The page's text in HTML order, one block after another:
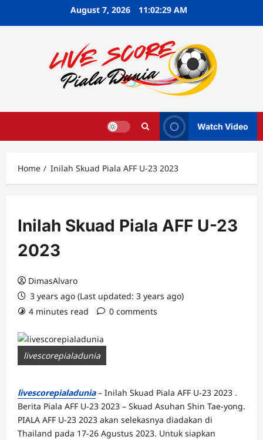
August 7, 2026 11:02:30 AM
Watch Video
Home Inilah Skuad Piala AFF U-23 2023
Inilah Skuad Piala AFF U-23
2023
DimasAlvaro
3 years ago (Last updated: 3 years ago)
4 minutes read
0 comments
livescorepialadunia
livescorepialadunia– Inilah Skuad Piala AFF U-23 2023 .
Berita Piala AFF U-23 2023 – Skuad Asuhan Shin Tae-yong.
PIALA AFF U-23 2023 akan selekasnya diadakan di
Thailand pada 17-26 Agustus 2023. Untuk siapkan